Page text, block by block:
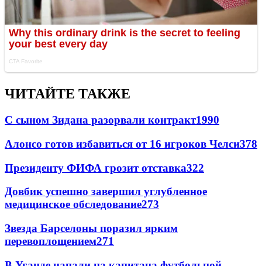
ЧИТАЙТЕ ТАКЖЕ
С сыном Зидана разорвали контракт1990
Алонсо готов избавиться от 16 игроков Челси378
Президенту ФИФА грозит отставка322
Довбик успешно завершил углубленное
медицинское обследование273
Звезда Барселоны поразил ярким
перевоплощением271